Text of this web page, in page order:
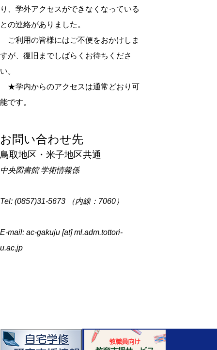
り、学外アクセスができなくなっている
との連絡がありました。
ご利用の皆様にはご不便をおかけしま
すが、復旧までしばらくお待ちくださ
い。
★学内からのアクセスは通常どおり可
能です。
お問い合わせ先
鳥取地区・米子地区共通
中央図書館 学術情報係
Tel: (0857)31-5673 （内線：7060）
E-mail: ac-gakuju [at] ml.adm.tottori-
u.ac.jp